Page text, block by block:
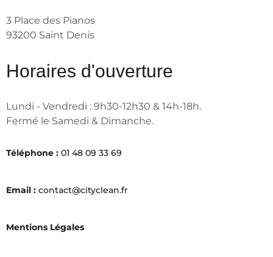
3 Place des Pianos
93200 Saint Denis
Horaires d'ouverture
Lundi - Vendredi : 9h30-12h30 & 14h-18h.
Fermé le Samedi & Dimanche.
Téléphone : 01 48 09 33 69
Email : contact@cityclean.fr
Mentions Légales